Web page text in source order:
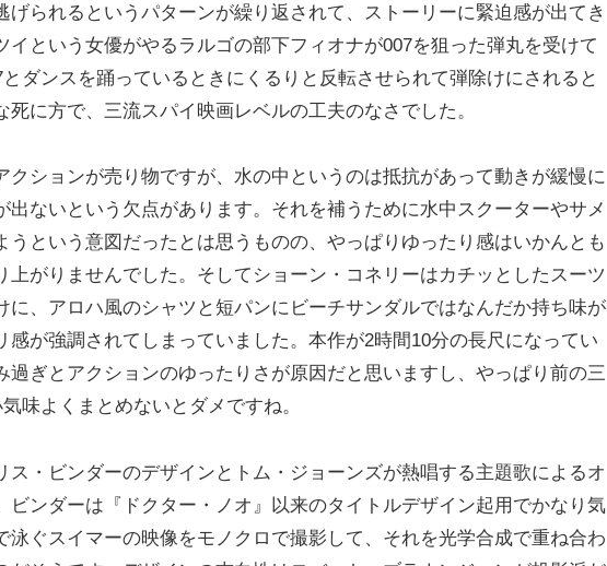
げられるというパターンが繰り返されて、ストーリーに緊迫感が出てき
イという女優がやるラルゴの部下フィオナが007を狙った弾丸を受けて
ダンスを踊っているときにくるりと反転させられて弾除けにされると
に方で、三流スパイ映画レベルの工夫のなさでした。
クションが売り物ですが、水の中というのは抵抗があって動きが緩慢に
出ないという欠点があります。それを補うために水中スクーターやサメ
うという意図だったとは思うものの、やっぱりゆったり感はいかんとも
上がりませんでした。そしてショーン・コネリーはカチッとしたスーツ
に、アロハ風のシャツと短パンにビーチサンダルではなんだか持ち味が
感が強調されてしまっていました。本作が2時間10分の長尺になってい
過ぎとアクションのゆったりさが原因だと思いますし、やっぱり前の三
味よくまとめないとダメですね。
ス・ビンダーのデザインとトム・ジョーンズが熱唱する主題歌によるオ
ビンダーは『ドクター・ノオ』以来のタイトルデザイン起用でかなり気
泳ぐスイマーの映像をモノクロで撮影して、それを光学合成で重ね合わ